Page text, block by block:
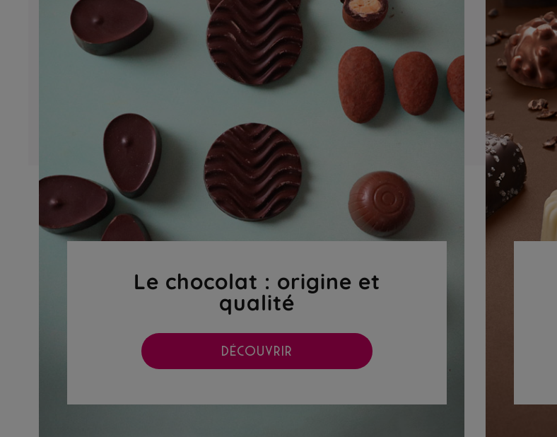
Le chocolat : origine et
qualité
DÉCOUVRIR